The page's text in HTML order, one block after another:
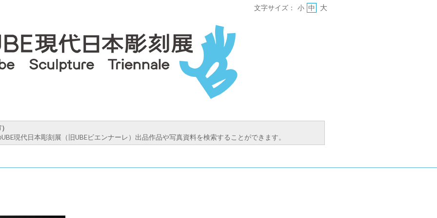
現代日本彫刻展（旧UBEビエンナーレ）出品作品や写真資料を検索することができます。
文字サイズ： 小 中 大